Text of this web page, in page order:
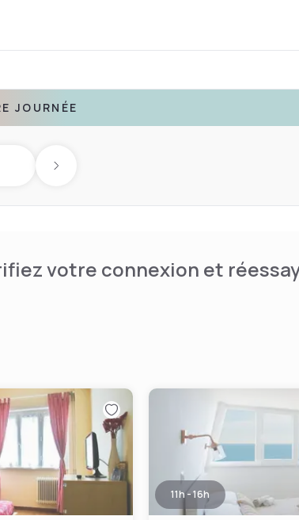
JOURNÉE
Next day
votre connexion et
11h - 16h